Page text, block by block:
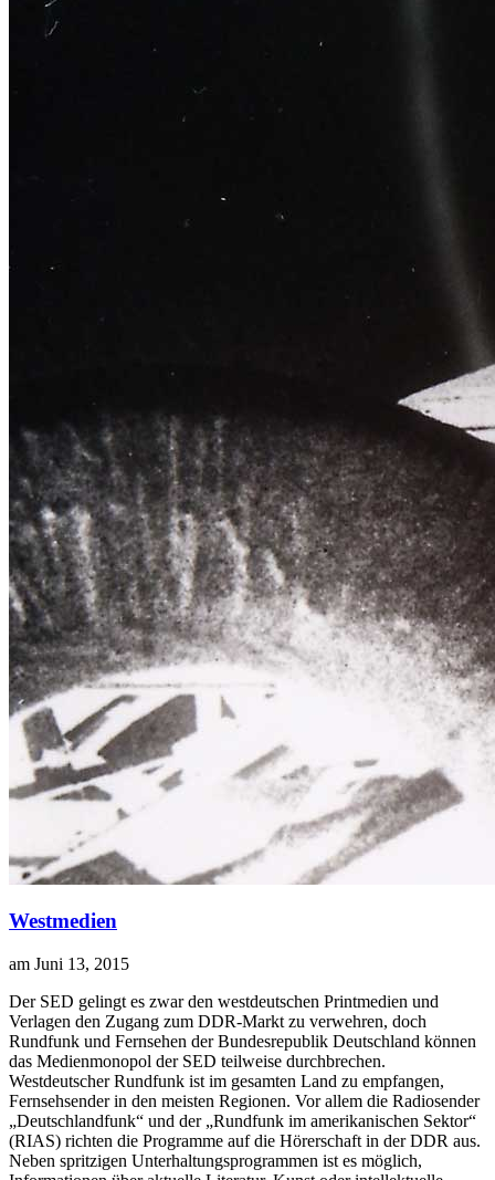
Westmedien
am Juni 13, 2015
Der SED gelingt es zwar den westdeutschen Printmedien und
Verlagen den Zugang zum DDR-Markt zu verwehren, doch
Rundfunk und Fernsehen der Bundesrepublik Deutschland können
das Medienmonopol der SED teilweise durchbrechen.
Westdeutscher Rundfunk ist im gesamten Land zu empfangen,
Fernsehsender in den meisten Regionen. Vor allem die Radiosender
„Deutschlandfunk“ und der „Rundfunk im amerikanischen Sektor“
(RIAS) richten die Programme auf die Hörerschaft in der DDR aus.
Neben spritzigen Unterhaltungsprogrammen ist es möglich,